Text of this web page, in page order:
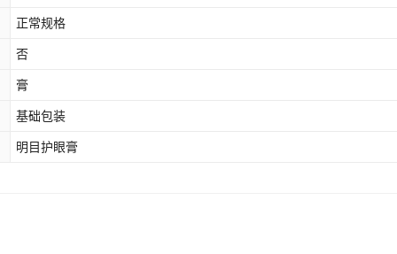
正常规格
否
膏
基础包装
明目护眼膏